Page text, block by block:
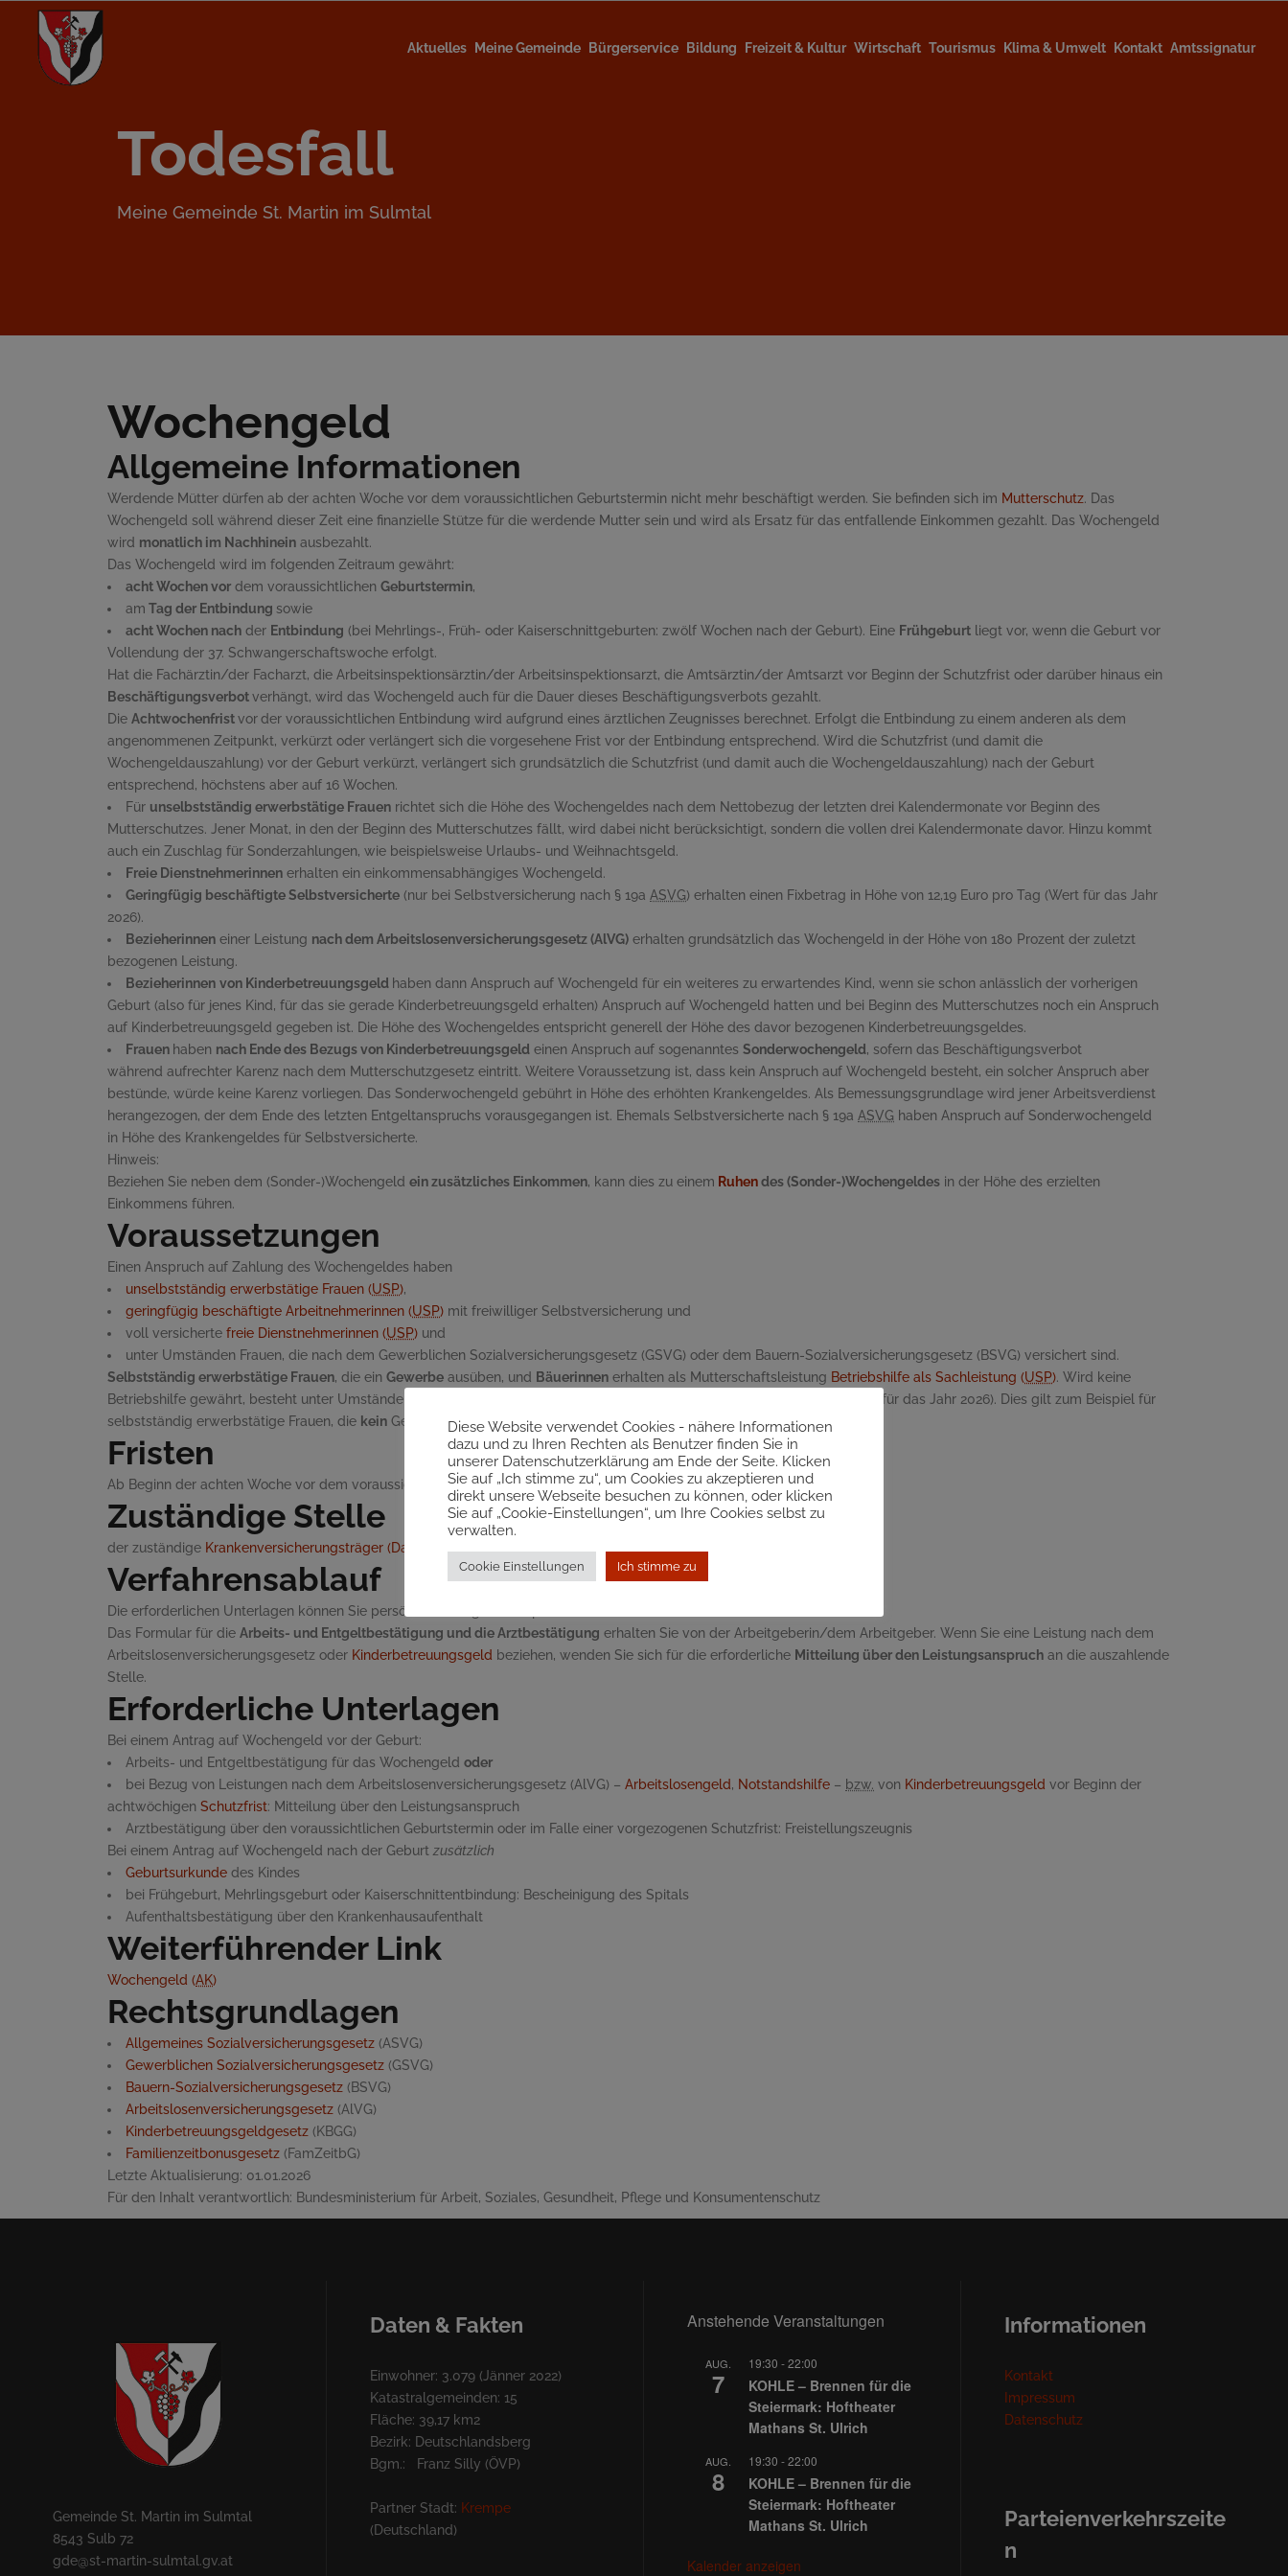
Aktuelles Meine Gemeinde Bürgerservice Bildung Freizeit & Kultur Wirtschaft Tourismus Klima & Umwelt Kontakt Amtssignatur
Todesfall
Meine Gemeinde St. Martin im Sulmtal
Wochengeld
Allgemeine Informationen
Werdende Mütter dürfen ab der achten Woche vor dem voraussichtlichen Geburtstermin nicht mehr beschäftigt werden. Sie befinden sich im Mutterschutz. Das
Wochengeld soll während dieser Zeit eine finanzielle Stütze für die werdende Mutter sein und wird als Ersatz für das entfallende Einkommen gezahlt. Das Wochengeld
wird monatlich im Nachhinein ausbezahlt.
Das Wochengeld wird im folgenden Zeitraum gewährt:
acht Wochen vor dem voraussichtlichen Geburtstermin,
am Tag der Entbindung sowie
acht Wochen nach der Entbindung (bei Mehrlings-, Früh- oder Kaiserschnittgeburten: zwölf Wochen nach der Geburt). Eine Frühgeburt liegt vor, wenn die Geburt vor
Vollendung der 37. Schwangerschaftswoche erfolgt.
Hat die Fachärztin/der Facharzt, die Arbeitsinspektionsärztin/der Arbeitsinspektionsarzt, die Amtsärztin/der Amtsarzt vor Beginn der Schutzfrist oder darüber hinaus ein
Beschäftigungsverbotverhängt, wird das Wochengeld auch für die Dauer dieses Beschäftigungsverbots gezahlt.
Die Achtwochenfristvorder voraussichtlichen Entbindung wird aufgrund eines ärztlichen Zeugnisses berechnet. Erfolgt die Entbindung zu einem anderen als dem
angenommenen Zeitpunkt, verkürzt oder verlängert sich die vorgesehene Frist vor der Entbindung entsprechend. Wird die Schutzfrist (und damit die
Wochengeldauszahlung) vor der Geburt verkürzt, verlängert sich grundsätzlich die Schutzfrist (und damit auch die Wochengeldauszahlung) nach der Geburt
entsprechend, höchstens aber auf 16 Wochen.
Für unselbstständig erwerbstätige Frauen richtet sich die Höhe des Wochengeldes nach dem Nettobezug der letzten drei Kalendermonate vor Beginn des
Mutterschutzes. Jener Monat, in den der Beginn des Mutterschutzes fällt, wird dabei nicht berücksichtigt, sondern die vollen drei Kalendermonate davor. Hinzu kommt
auch ein Zuschlag für Sonderzahlungen, wie beispielsweise Urlaubs- und Weihnachtsgeld.
Freie Dienstnehmerinnen erhalten ein einkommensabhängiges Wochengeld.
Geringfügig beschäftigte Selbstversicherte (nur bei Selbstversicherung nach § 19a ASVG) erhalten einen Fixbetrag in Höhe von 12,19 Euro pro Tag (Wert für das Jahr
2026).
Bezieherinnen einer Leistung nach dem Arbeitslosenversicherungsgesetz (AlVG) erhalten grundsätzlich das Wochengeld in der Höhe von 180 Prozent der zuletzt
bezogenen Leistung.
Bezieherinnen von Kinderbetreuungsgeld haben dann Anspruch auf Wochengeld für ein weiteres zu erwartendes Kind, wenn sie schon anlässlich der vorherigen
Geburt (also für jenes Kind, für das sie gerade Kinderbetreuungsgeld erhalten) Anspruch auf Wochengeld hatten und bei Beginn des Mutterschutzes noch ein Anspruch
auf Kinderbetreuungsgeld gegeben ist. Die Höhe des Wochengeldes entspricht generell der Höhe des davor bezogenen Kinderbetreuungsgeldes.
Frauen haben nach Ende des Bezugs von Kinderbetreuungsgeld einen Anspruch auf sogenanntes Sonderwochengeld , sofern das Beschäftigungsverbot
während aufrechter Karenz nach dem Mutterschutzgesetz eintritt. Weitere Voraussetzung ist, dass kein Anspruch auf Wochengeld besteht, ein solcher Anspruch aber
bestünde, würde keine Karenz vorliegen. Das Sonderwochengeld gebührt in Höhe des erhöhten Krankengeldes. Als Bemessungsgrundlage wird jener Arbeitsverdienst
herangezogen, der dem Ende des letzten Entgeltanspruchs vorausgegangen ist. Ehemals Selbstversicherte nach § 19a ASVG haben Anspruch auf Sonderwochengeld
in Höhe des Krankengeldes für Selbstversicherte.
Hinweis:
Beziehen Sie neben dem (Sonder-)Wochengeld ein zusätzliches Einkommen, kann dies zu einem Ruhendes (Sonder-)Wochengeldes in der Höhe des erzielten
Einkommens führen.
Voraussetzungen
Einen Anspruch auf Zahlung des Wochengeldes haben
unselbstständig erwerbstätige Frauen (USP),
geringfügig beschäftigte Arbeitnehmerinnen (USP) mit freiwilliger Selbstversicherung und
voll versicherte freie Dienstnehmerinnen (USP) und
unter Umständen Frauen, die nach dem Gewerblichen Sozialversicherungsgesetz (GSVG) oder dem Bauern-Sozialversicherungsgesetz (BSVG) versichert sind.
Selbstständig erwerbstätige Frauen, die ein Gewerbe ausüben, und Bäuerinnen erhalten als Mutterschaftsleistung Betriebshilfe als Sachleistung (USP). Wird keine
Betriebshilfe gewährt, besteht unter Umständen ein Anspruch auf
in Höhe von 72,18 Euro pro Tag (Wert für das Jahr 2026). Dies gilt zum Beispiel für
selbstständig erwerbstätige Frauen, die kein Gewerbe ausüben (neue Selbstständige).
Fristen
Ab Beginn der achten Woche vor dem voraussichtlichen Geburtstermin kann das Wochengeld beantragt werden.
Zuständige Stelle
der zuständige Krankenversicherungsträger (Dachverband der Sozialversicherungsträger)
Verfahrensablauf
Die erforderlichen Unterlagen können Sie persönlich vorlegen oder per Post übermitteln.
Das Formular für die Arbeits- und Entgeltbestätigung und die Arztbestätigung erhalten Sie von der Arbeitgeberin/dem Arbeitgeber. Wenn Sie eine Leistung nach dem
Arbeitslosenversicherungsgesetz oder Kinderbetreuungsgeld beziehen, wenden Sie sich für die erforderliche Mitteilung über den Leistungsanspruch an die auszahlende
Stelle.
Erforderliche Unterlagen
Bei einem Antrag auf Wochengeld vor der Geburt:
Arbeits- und Entgeltbestätigung für das Wochengeld oder
bei Bezug von Leistungen nach dem Arbeitslosenversicherungsgesetz (AlVG) – Arbeitslosengeld, Notstandshilfe – bzw. von Kinderbetreuungsgeld vor Beginn der
achtwöchigen Schutzfrist: Mitteilung über den Leistungsanspruch
Arztbestätigung über den voraussichtlichen Geburtstermin oder im Falle einer vorgezogenen Schutzfrist: Freistellungszeugnis
Bei einem Antrag auf Wochengeld nach der Geburt zusätzlich
Geburtsurkunde des Kindes
bei Frühgeburt, Mehrlingsgeburt oder Kaiserschnittentbindung: Bescheinigung des Spitals
Aufenthaltsbestätigung über den Krankenhausaufenthalt
Weiterführender Link
Wochengeld (AK)
Rechtsgrundlagen
Allgemeines Sozialversicherungsgesetz (ASVG)
Gewerblichen Sozialversicherungsgesetz (GSVG)
Bauern-Sozialversicherungsgesetz (BSVG)
Arbeitslosenversicherungsgesetz (AlVG)
Kinderbetreuungsgeldgesetz (KBGG)
Familienzeitbonusgesetz (FamZeitbG)
Letzte Aktualisierung: 01.01.2026
Für den Inhalt verantwortlich: Bundesministerium für Arbeit, Soziales, Gesundheit, Pflege und Konsumentenschutz
Gemeinde St. Martin im Sulmtal
8543 Sulb 72
gde@st-martin-sulmtal.gv.at
Daten & Fakten
Einwohner: 3.079 (Jänner 2022)
Katastralgemeinden: 15
Fläche: 39,17 km2
Bezirk: Deutschlandsberg
Bgm.: Franz Silly (ÖVP)
Partner Stadt: Krempe
(Deutschland)
Anstehende Veranstaltungen
AUG.
7
19:30 -22:00
KOHLE – Brennen für die
Steiermark: Hoftheater
Mathans St. Ulrich
AUG.
8
19:30 -22:00
KOHLE – Brennen für die
Steiermark: Hoftheater
Mathans St. Ulrich
Kalender anzeigen
Informationen
Kontakt
Impressum
Datenschutz
Parteienverkehrszeite
n
Diese Website verwendet Cookies - nähere Informationen
dazu und zu Ihren Rechten als Benutzer finden Sie in
unserer Datenschutzerklärung am Ende der Seite. Klicken
Sie auf „Ich stimme zu“, um Cookies zu akzeptieren und
direkt unsere Webseite besuchen zu können, oder klicken
Sie auf „Cookie-Einstellungen“, um Ihre Cookies selbst zu
verwalten.
Cookie Einstellungen Ich stimme zu